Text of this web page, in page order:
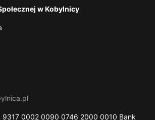
w Kobylnicy
9317 0002 0090 0746 2000 0010 Bank